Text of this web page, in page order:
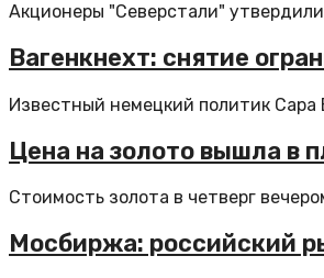
Акционеры "Северстали"
Вагенкнехт: снятие
Известный немецкий политик
Цена на золото вышла в
Стоимость золота в четверг
Мосбиржа: российский